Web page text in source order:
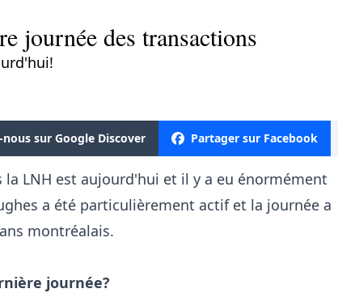
journée des transactions
nous sur Google Discover Partager sur Facebook
LNH est aujourd'hui et il y a eu énormément
a été particulièrement actif et la journée a
montréalais.
journée?